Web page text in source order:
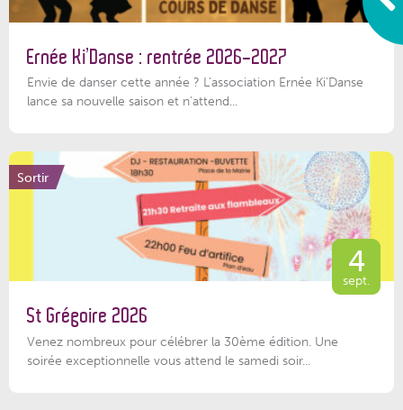
Ernée Ki’Danse : rentrée 2026-2027
Envie de danser cette année ? L'association Ernée Ki'Danse
lance sa nouvelle saison et n'attend...
Sortir
4
sept.
St Grégoire 2026
Venez nombreux pour célébrer la 30ème édition. Une
soirée exceptionnelle vous attend le samedi soir...